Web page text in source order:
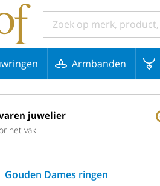
Armbanden
juwelier
het vak
Gouden Dames ringen